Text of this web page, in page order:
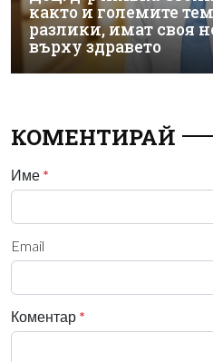
както и големите
разлики, имат своя
върху здравето
КОМЕНТИРАЙ
Име *
Email
Коментар *